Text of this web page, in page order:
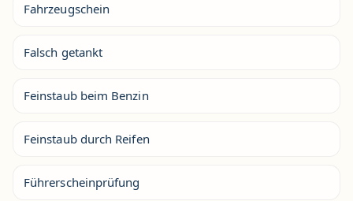
Fahrzeugschein
Falsch getankt
Feinstaub beim Benzin
Feinstaub durch Reifen
Führerscheinprüfung